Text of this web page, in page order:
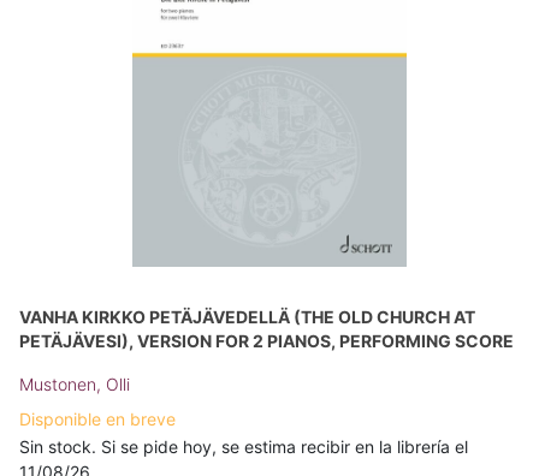
VANHA KIRKKO PETÄJÄVEDELLÄ (THE OLD CHURCH AT
PETÄJÄVESI), VERSION FOR 2 PIANOS, PERFORMING SCORE
Mustonen, Olli
Disponible en breve
Sin stock. Si se pide hoy, se estima recibir en la librería el
11/08/26